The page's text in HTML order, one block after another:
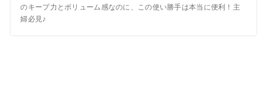
のキープ力とボリューム感なのに、この使い勝手は本当に便利！主
婦必見♪